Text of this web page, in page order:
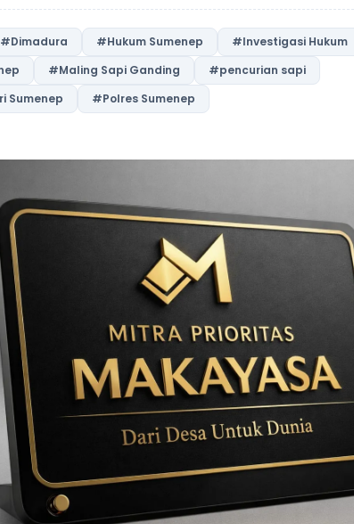
#Dimadura #Hukum Sumenep
#Investigasi Hukum
#Maling Sapi Ganding
#pencurian sapi
Sumenep
#Polres Sumenep